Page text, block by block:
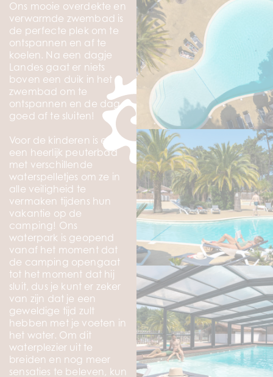
Ons mooie overdekte en
verwarmde zwembad is
de perfecte plek om te
ontspannen en af te
koelen. Na een dagje
Landes gaat er niets
boven een duik in het
zwembad om te
ontspannen en de dag
goed af te sluiten!
Voor de kinderen is er
een heerlijk peuterbad
met verschillende
waterspelletjes om ze in
alle veiligheid te
vermaken tijdens hun
vakantie op de
camping! Ons
waterpark is geopend
vanaf het moment dat
de camping opengaat
tot het moment dat hij
sluit, dus je kunt er zeker
van zijn dat je een
geweldige tijd zult
hebben met je voeten in
het water. Om dit
waterplezier uit te
breiden en nog meer
sensaties te beleven, kun